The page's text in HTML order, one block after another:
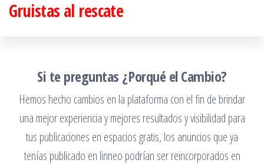
SaltarGruistas al rescate
Si te preguntas ¿Porqué el Cambio?
Hemos hecho cambios en la plataforma con el fin de brindar
una mejor experiencia y mejores resultados y visibilidad para
tus publicaciones en espacios gratis, los anuncios que ya
tenías publicado en linneo podrían ser reincorporados en